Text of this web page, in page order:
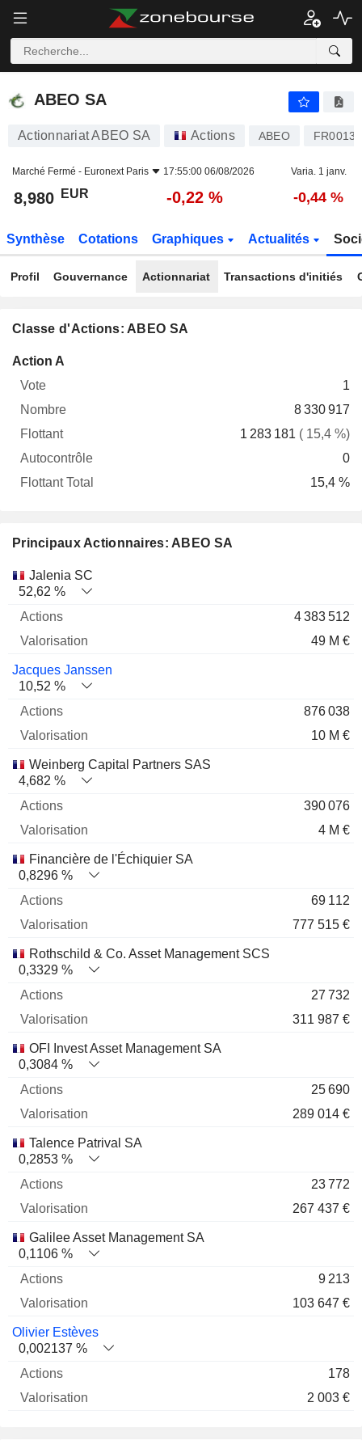
ABEO SA
ABEO SA
Actionnariat ABEO SA Actions ABEO
Marché Fermé - Euronext Paris 17:55:00 06/08/2026 Varia. 1 janv.
8,980 EUR -0,22 % -0,44 %
Synthèse Cotations Graphiques Actualités
Profil Gouvernance Actionnariat Transactions d'initiés
Classe d'Actions: ABEO SA
Action A
1
8 330 917
1 283 181 ( 15,4 %)
0
15,4 %
Principaux Actionnaires: ABEO SA
Nom Actions
Jalenia SC
52,62 %
4 383 512
49 M €
Jacques Janssen
10,52 %
876 038
10 M €
Weinberg Capital Partners SAS
4,682 %
390 076
4 M €
Financière de l'Échiquier SA
0,8296 %
69 112
777 515 €
Rothschild & Co. Asset Management SCS
0,3329 %
27 732
311 987 €
OFI Invest Asset Management SA
0,3084 %
25 690
289 014 €
Talence Patrival SA
0,2853 %
23 772
267 437 €
Galilee Asset Management SA
0,1106 %
9 213
103 647 €
Olivier Estèves
0,002137 %
178
2 003 €